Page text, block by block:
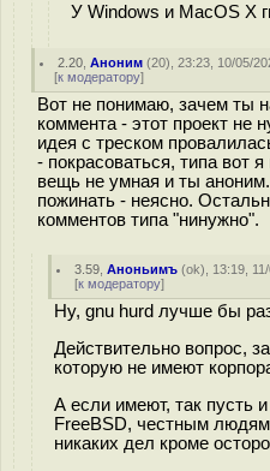
У Windows и MacOS X
2.20 ,Аноним (20), 23:23, 10/05/
[к модератору]
Вот не понимаю, зачем ты
коммента - этот проект не
идея с треском
- покрасоваться, типа вот
вещь не умная и ты
пожинать - неясно.
комментов типа "нинужно".
3.59 ,Аноньимъ (ok), 13:19,
[к модератору]
Ну, gnu hurd лучше бы
Действительно вопрос,
которую не имеют
А если имеют, так пусть
FreeBSD, честным
никаких дел кроме